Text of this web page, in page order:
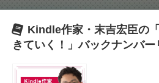
Kindle作家・末吉宏臣の
きていく！」バックナンバー